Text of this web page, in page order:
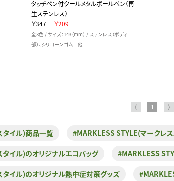
タッチペン付クールメタルボールペン（再
生ステンレス）
￥347
￥209
全3色 / サイズ：143（mm） / ステンレス（ボディ
部）、シリコーンゴム 他
⟨ 1 ⟩
タイル)商品一覧 #MARKLESS STYLE(マークレ
イル)のオリジナルエコバッグ #MARKLESS
イル)のオリジナル熱中症対策グッズ